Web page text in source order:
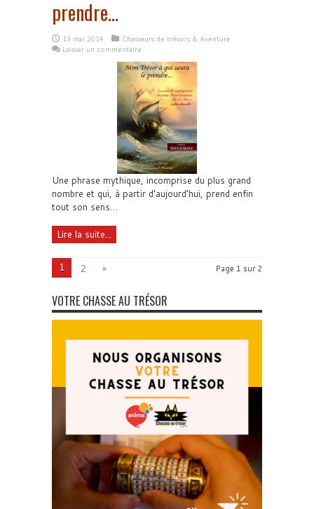
prendre…
13 mai 2014
Chasseurs de trésors & Aventure
Laisser un commentaire
Une phrase mythique, incomprise du plus grand
nombre et qui, à partir d’aujourd’hui, prend enfin
tout son sens…
Lire la suite...
Page 1 sur 2
1 2 »
VOTRE CHASSE AU TRÉSOR